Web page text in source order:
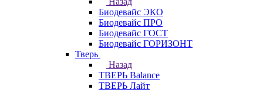
Биодевайс ЭКО
Биодевайс ПРО
Биодевайс ГОСТ
Биодевайс ГОРИЗОНТ
Тверь
Назад
ТВЕРЬ Balance
ТВЕРЬ Лайт